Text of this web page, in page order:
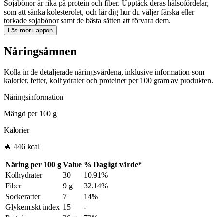
Sojabönor är rika på protein och fiber. Upptäck deras hälsofördelar,
som att sänka kolesterolet, och lär dig hur du väljer färska eller
torkade sojabönor samt de bästa sätten att förvara dem.
Läs mer i appen
Näringsämnen
Kolla in de detaljerade näringsvärdena, inklusive information som
kalorier, fetter, kolhydrater och proteiner per 100 gram av produkten.
Näringsinformation
Mängd per100 g
Kalorier
🔥 446 kcal
Näring per 100 g Value % Dagligt värde*
Kolhydrater
30
10.91%
Fiber
9 g
32.14%
Sockerarter
7
14%
Glykemiskt index 15
-